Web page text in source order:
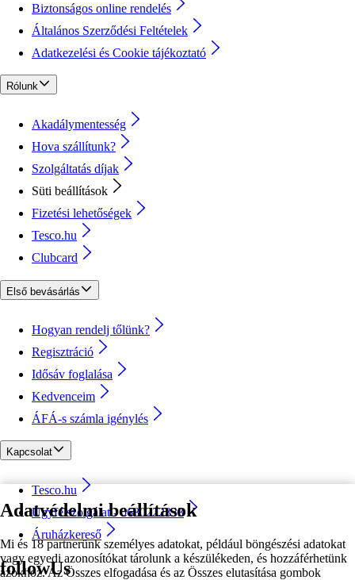
Adatvédelmi beállítások
Mi és 18 partnerünk személyes adatokat, például böngészési adatokat
vagy egyedi azonosítókat tárolunk a készülékeden, és hozzáférhetünk
azokhoz. Az Összes elfogadása és az Összes elutasítása gombok
Biztonságos online rendelés
Általános Szerződési Feltételek
Adatkezelési és Cookie tájékoztató
Rólunk
Akadálymentesség
Hova szállítunk?
Szolgáltatás díjak
Süti beállítások
Fizetési lehetőségek
Tesco.hu
Clubcard
Első bevásárlás
Hogyan rendelj tőlünk?
Regisztráció
Idősáv foglalása
Kedvenceim
ÁFÁ-s számla igénylés
Kapcsolat
Tesco.hu
Ügyfélszolgálat - 0680222333
Áruházkereső
followUs